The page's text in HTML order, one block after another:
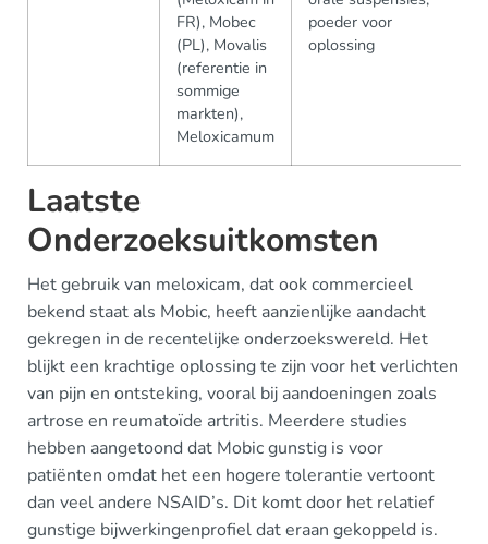
FR), Mobec
(PL), Movalis
(referentie in
sommige
markten),
Meloxicamum
poeder voor
oplossing
Laatste
Onderzoeksuitkomsten
Het gebruik van meloxicam, dat ook commercieel
bekend staat als Mobic, heeft aanzienlijke aandacht
gekregen in de recentelijke onderzoekswereld. Het
blijkt een krachtige oplossing te zijn voor het verlichten
van pijn en ontsteking, vooral bij aandoeningen zoals
artrose en reumatoïde artritis. Meerdere studies
hebben aangetoond dat Mobic gunstig is voor
patiënten omdat het een hogere tolerantie vertoont
dan veel andere NSAID’s. Dit komt door het relatief
gunstige bijwerkingenprofiel dat eraan gekoppeld is.